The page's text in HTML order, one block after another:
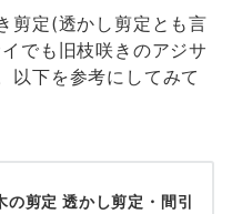
剪定(透かし剪定とも言
でも旧枝咲きのアジサ
以下を参考にしてみて
の剪定 透かし剪定・間引